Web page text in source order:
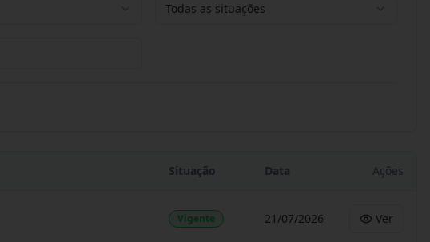
Todas as situações
Situação Data Ações
Vigente 21/07/2026 Ver